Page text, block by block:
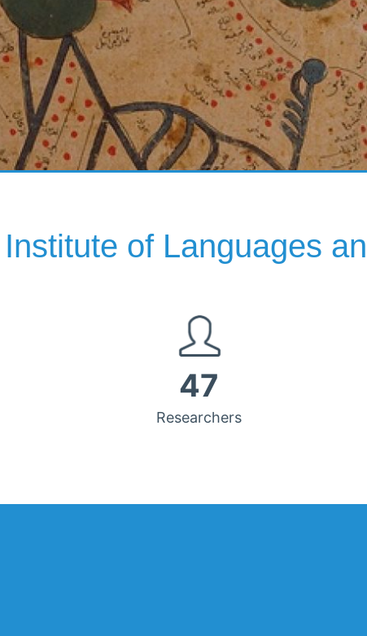
Institute of Languages
47
Researchers